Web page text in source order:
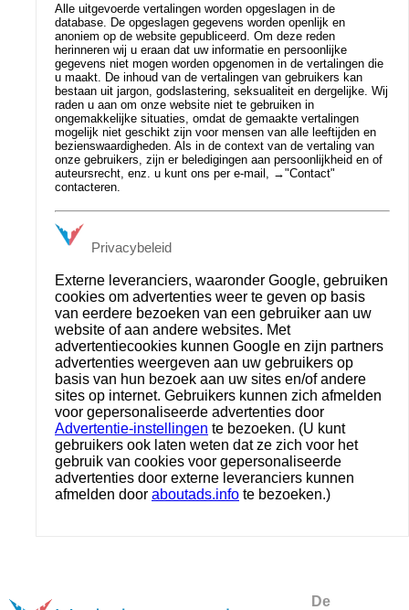
Alle uitgevoerde vertalingen worden opgeslagen in de
database. De opgeslagen gegevens worden openlijk en
anoniem op de website gepubliceerd. Om deze reden
herinneren wij u eraan dat uw informatie en persoonlijke
gegevens niet mogen worden opgenomen in de vertalingen die
u maakt. De inhoud van de vertalingen van gebruikers kan
bestaan uit jargon, godslastering, seksualiteit en dergelijke. Wij
raden u aan om onze website niet te gebruiken in
ongemakkelijke situaties, omdat de gemaakte vertalingen
mogelijk niet geschikt zijn voor mensen van alle leeftijden en
bezienswaardigheden. Als in de context van de vertaling van
onze gebruikers, zijn er beledigingen aan persoonlijkheid en of
auteursrecht, enz. u kunt ons per e-mail, →"Contact"
contacteren.
Privacybeleid
Externe leveranciers, waaronder Google, gebruiken
cookies om advertenties weer te geven op basis
van eerdere bezoeken van een gebruiker aan uw
website of aan andere websites. Met
advertentiecookies kunnen Google en zijn partners
advertenties weergeven aan uw gebruikers op
basis van hun bezoek aan uw sites en/of andere
sites op internet. Gebruikers kunnen zich afmelden
voor gepersonaliseerde advertenties door
Advertentie-instellingen te bezoeken. (U kunt
gebruikers ook laten weten dat ze zich voor het
gebruik van cookies voor gepersonaliseerde
advertenties door externe leveranciers kunnen
afmelden door aboutads.info te bezoeken.)
De